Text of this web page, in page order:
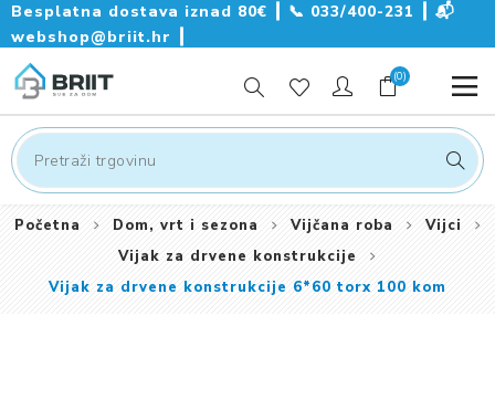
Besplatna dostava iznad 80€ ┃ 📞 033/400-231
📬
webshop@briit.hr
(0)
Početna Dom, vrt i sezona Vijčana roba
Vijci
Vijak za drvene konstrukcije
Vijak za drvene konstrukcije 6*60 torx 100 kom